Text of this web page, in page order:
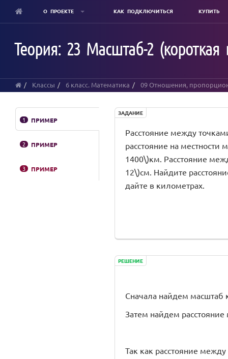
content
О ПРОЕКТЕ КАК ПОДКЛЮЧИТЬСЯ КУПИТЬ
Теория: 23 Масштаб-2 (короткая
Классы 6 класс. Математика 09 Отношения,
1 ПРИМЕР
2 ПРИМЕР
3 ПРИМЕР
ЗАДАНИЕ
Расстояние между
расстояние на
1400\)км. Расстояние
12\)см. Найдите
дайте в километрах.
РЕШЕНИЕ
Сначала найдем масштаб
Затем найдем
Так как расстояние